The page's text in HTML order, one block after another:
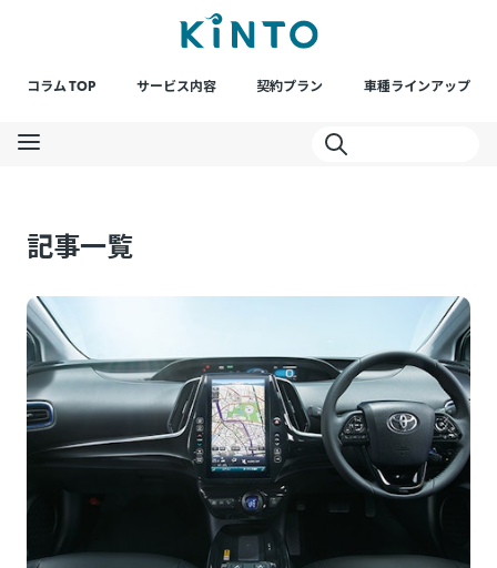
コラム TOP サービス内容 契約プラン 車種ラインアップ
記事一覧